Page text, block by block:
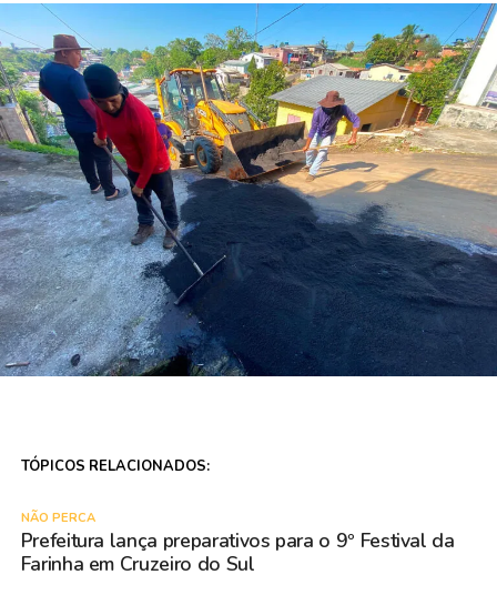
TÓPICOS RELACIONADOS:
NÃO PERCA
Prefeitura lança preparativos para o 9º Festival da
Farinha em Cruzeiro do Sul